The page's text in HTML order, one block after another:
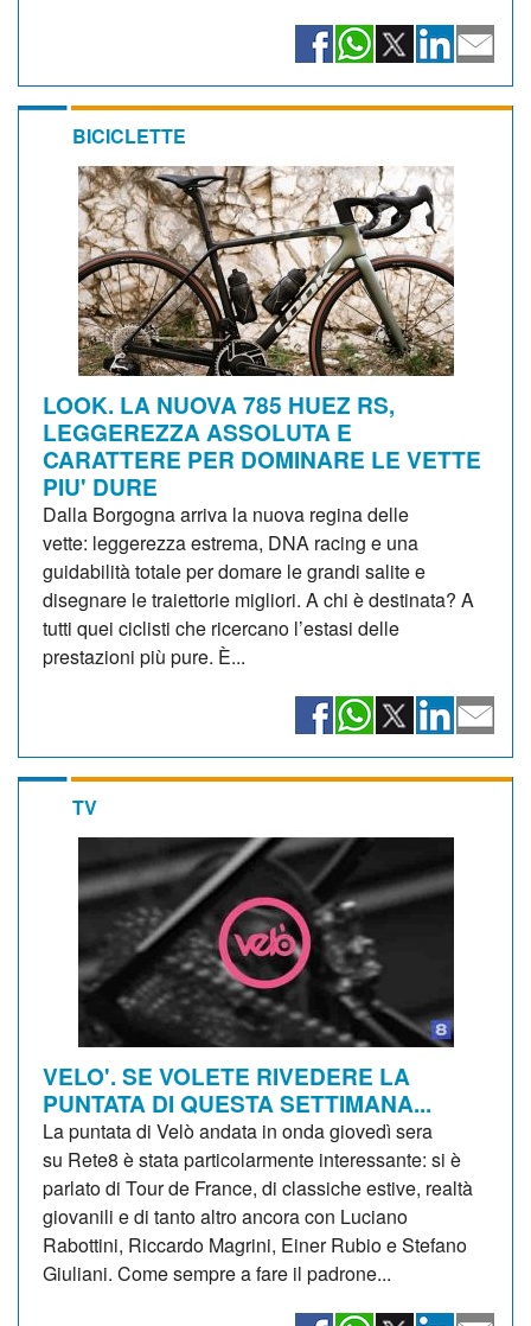
BICICLETTE
LOOK. LA NUOVA 785 HUEZ RS,
LEGGEREZZA ASSOLUTA E
CARATTERE PER DOMINARE LE VETTE
PIU' DURE
Dalla Borgogna arriva la nuova regina delle
vette: leggerezza estrema, DNA racing e una
guidabilità totale per domare le grandi salite e
disegnare le traiettorie migliori. A chi è destinata? A
tutti quei ciclisti che ricercano l’estasi delle
prestazioni più pure. È...
TV
VELO'. SE VOLETE RIVEDERE LA
PUNTATA DI QUESTA SETTIMANA...
La puntata di Velò andata in onda giovedì sera
su Rete8 è stata particolarmente interessante: si è
parlato di Tour de France, di classiche estive, realtà
giovanili e di tanto altro ancora con Luciano
Rabottini, Riccardo Magrini, Einer Rubio e Stefano
Giuliani. Come sempre a fare il padrone...